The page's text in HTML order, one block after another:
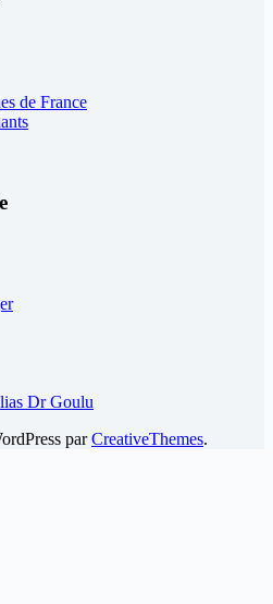
de France
Dr Goulu
parCreativeThemes.